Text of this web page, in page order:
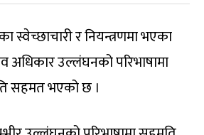
स्वेच्छाचारी र नियन्त्रणमा भएका
अधिकार उल्लंघनको परिभाषामा
सहमत भएको छ ।